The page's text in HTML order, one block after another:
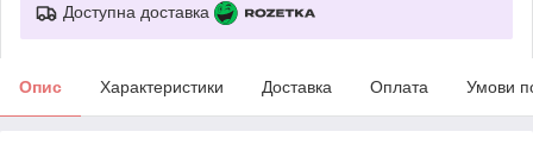
Доступна доставка
Опис Характеристики Доставка Оплата Умови